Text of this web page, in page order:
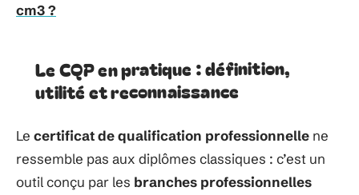
cm3 ?
Le CQP en pratique : définition,
utilité et reconnaissance
Le certificat de qualification professionnelle ne
ressemble pas aux diplômes classiques : c’est un
outil conçu par les branches professionnelles